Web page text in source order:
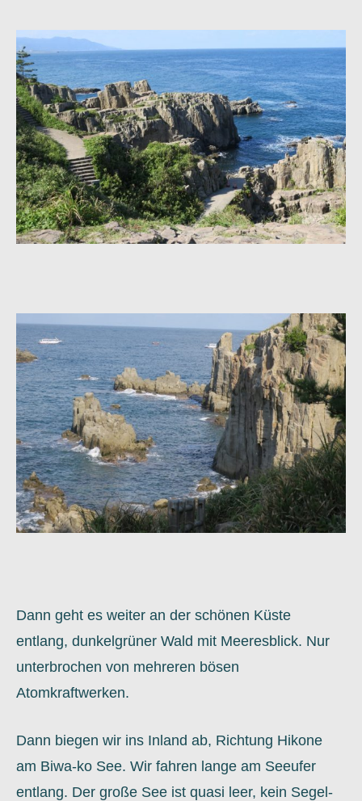
Dann geht es weiter an der schönen Küste
entlang, dunkelgrüner Wald mit Meeresblick. Nur
unterbrochen von mehreren bösen
Atomkraftwerken.
Dann biegen wir ins Inland ab, Richtung Hikone
am Biwa-ko See. Wir fahren lange am Seeufer
entlang. Der große See ist quasi leer, kein Segel-